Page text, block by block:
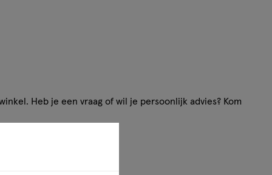
Heb je een vraag of wil je persoonlijk advies? Kom